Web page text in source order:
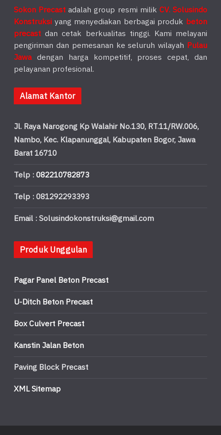
Sokon Precast adalah group resmi milik CV. Solusindo
Konstruksi yang menyediakan berbagai produk beton
precast dan cetak berkualitas tinggi. Kami melayani
pengiriman dan pemesanan ke seluruh wilayah Pulau
Jawadengan harga kompetitif, proses cepat, dan
pelayanan profesional.
Alamat Kantor
Jl. Raya Narogong Kp Walahir No.130, RT.11/RW.006,
Nambo, Kec. Klapanunggal, Kabupaten Bogor, Jawa
Barat 16710
Telp :082210782873
Telp : 081292293393
Email : Solusindokonstruksi@gmail.com
Produk Unggulan
Pagar Panel Beton Precast
U-Ditch Beton Precast
Box Culvert Precast
Kanstin Jalan Beton
Paving Block Precast
XML Sitemap